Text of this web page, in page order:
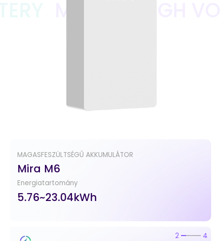
MAGASFESZÜLTSÉGŰ AKKUMULÁTOR
Mira M6
Energiatartomány
5.76~23.04kWh
2 4
Mira M6 HIGH